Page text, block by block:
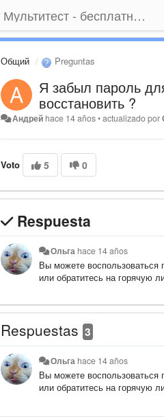
Мультитест - бесплатный подбор провайдера по адресу
Общий Preguntas
Я забыл пароль
восстановить ?
Андрей hace 14 años•actualizado por
Voto 5 0
Respuesta
Ольга hace 14 años
​Вы можете воспользоваться
или обратитесь на горячую
Respuestas 3
Ольга hace 14 años
​Вы можете воспользоваться
или обратитесь на горячую